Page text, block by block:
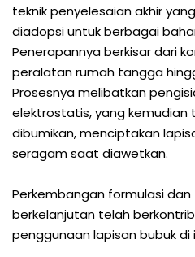
teknik penyelesaian akhir
diadopsi untuk berbagai
Penerapannya berkisar dari
peralatan rumah tangga
Prosesnya melibatkan
elektrostatis, yang kemudian
dibumikan, menciptakan
seragam saat diawetkan.
Perkembangan formulasi
berkelanjutan telah
penggunaan lapisan bubuk di